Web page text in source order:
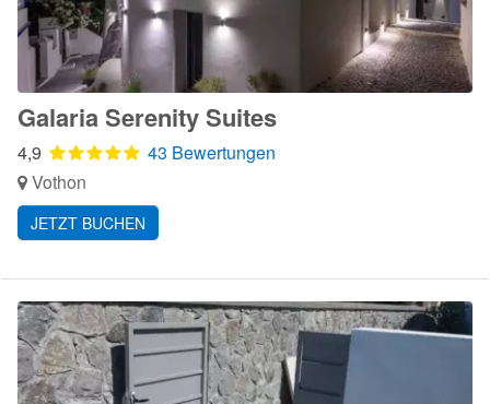
Galaria Serenity Suites
4,9
43 Bewertungen
Vothon
JETZT BUCHEN